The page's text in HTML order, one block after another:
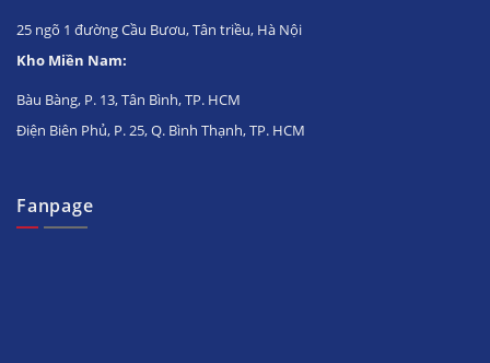
25 ngõ 1 đường Cầu Bươu, Tân triều, Hà Nội
Kho Miền Nam:
Bàu Bàng, P. 13, Tân Bình, TP. HCM
Điện Biên Phủ, P. 25, Q. Bình Thạnh, TP. HCM
Fanpage